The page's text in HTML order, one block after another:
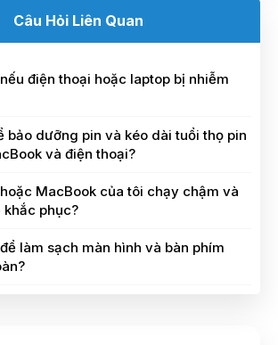
Câu Hỏi Liên Quan
điện thoại hoặc laptop bị nhiễm
bảo dưỡng pin và kéo dài tuổi thọ pin
và điện thoại?
MacBook của tôi chạy chậm và
khắc phục?
làm sạch màn hình và bàn phím